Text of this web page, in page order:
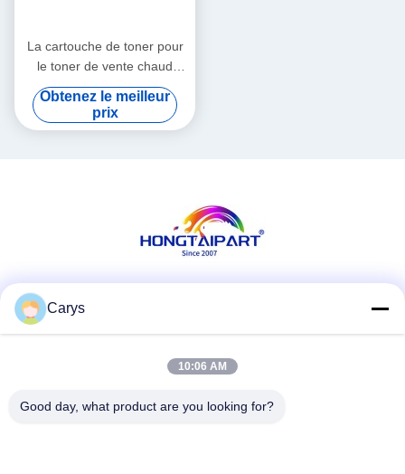
La cartouche de toner pour
le toner de vente chaud
pointu de
Manufacturer&Laser de
toner de MX-312FT
Obtenez le meilleur
prix
Carys
10:06 AM
Good day, what product are you looking for?